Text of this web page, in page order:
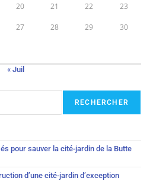
20 21 22 23
27 28 29 30
« Juil
RECHERCHER
pour sauver la cité-jardin de la Butte
d’une cité-jardin d’exception